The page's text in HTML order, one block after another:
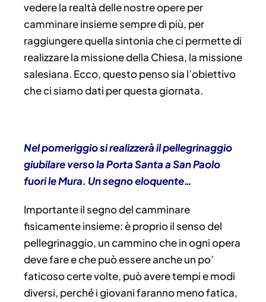
vedere la realtà delle nostre opere per
camminare insieme sempre di più, per
raggiungere quella sintonia che ci permette di
realizzare la missione della Chiesa, la missione
salesiana. Ecco, questo penso sia l’obiettivo
che ci siamo dati per questa giornata.
Nel pomeriggio si realizzerà il pellegrinaggio
giubilare verso la Porta Santa a San Paolo
fuori le Mura. Un segno eloquente…
Importante il segno del camminare
fisicamente insieme: è proprio il senso del
pellegrinaggio, un cammino che in ogni opera
deve fare e che può essere anche un po’
faticoso certe volte, può avere tempi e modi
diversi, perché i giovani faranno meno fatica,